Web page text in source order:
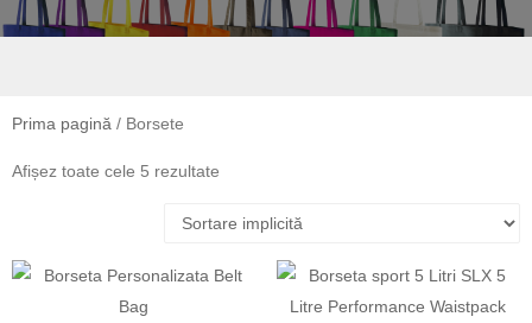
Prima pagină / Borsete
Afișez toate cele 5 rezultate